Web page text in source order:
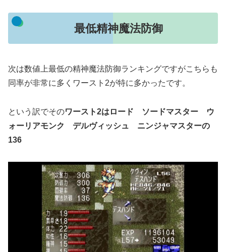
最低精神魔法防御
次は数値上最低の精神魔法防御ランキングですがこちらも
同率が非常に多くワースト2が特に多かったです。
という訳でそのワースト2はロード ソードマスター ウ
ォーリアモンク デルヴィッシュ ニンジャマスターの
136